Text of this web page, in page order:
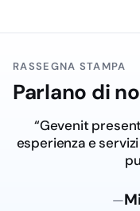
RASSEGNA STAMPA
Parlano di
“Gevenit
esperienza e
—